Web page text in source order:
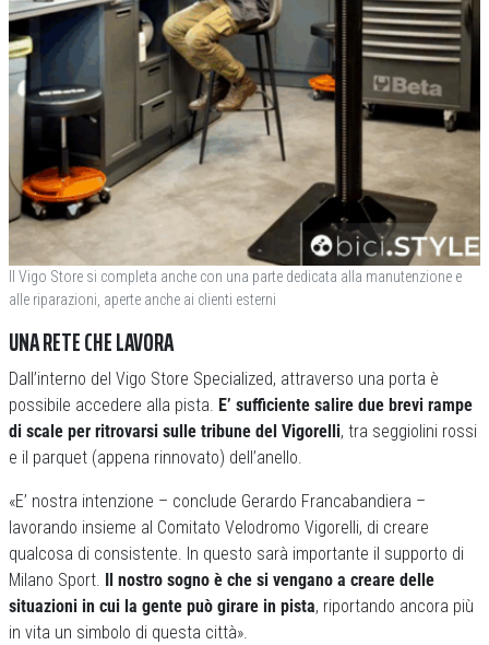
Il Vigo Store si completa anche con una parte dedicata alla manutenzione e
alle riparazioni, aperte anche ai clienti esterni
UNA RETE CHE LAVORA
Dall’interno del Vigo Store Specialized, attraverso una porta è
possibile accedere alla pista. E’ sufficiente salire due brevi rampe
di scale per ritrovarsi sulle tribune del Vigorelli, tra seggiolini rossi
e il parquet (appena rinnovato) dell’anello.
«E’ nostra intenzione – conclude Gerardo Francabandiera –
lavorando insieme al Comitato Velodromo Vigorelli, di creare
qualcosa di consistente. In questo sarà importante il supporto di
Milano Sport.
Il nostro sogno è che si vengano a creare delle
situazioni in cui la gente può girare in pista, riportando ancora più
in vita un simbolo di questa città».